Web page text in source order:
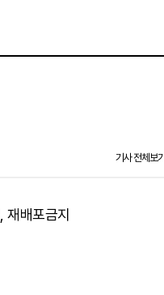
기사 전체보기
배포금지